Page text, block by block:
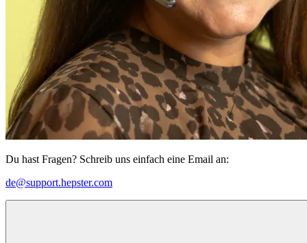
Du hast Fragen? Schreib uns einfach eine Email an:
de@support.hepster.com